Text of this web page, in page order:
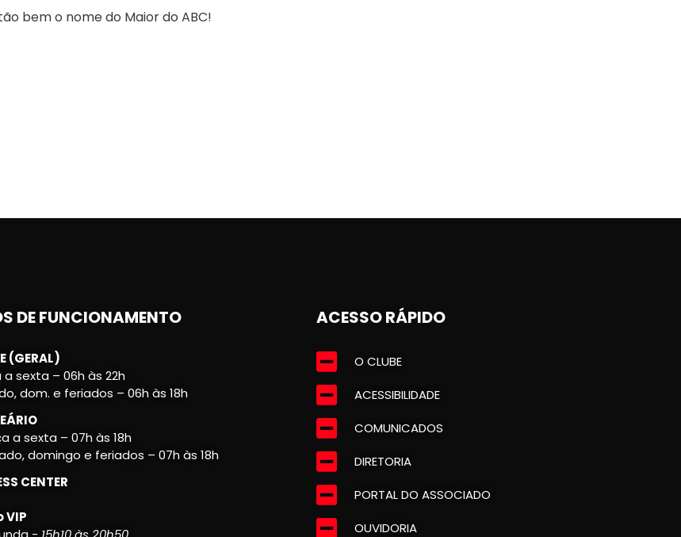
bem o nome do Maior do ABC!
DE FUNCIONAMENTO
(GERAL)
a sexta – 06h às 22h
dom. e feriados – 06h às 18h
a sexta – 07h às 18h
domingo e feriados – 07h às 18h
CENTER
VIP
ACESSO RÁPIDO
O CLUBE
ACESSIBILIDADE
COMUNICADOS
DIRETORIA
PORTAL DO ASSOCIADO
OUVIDORIA